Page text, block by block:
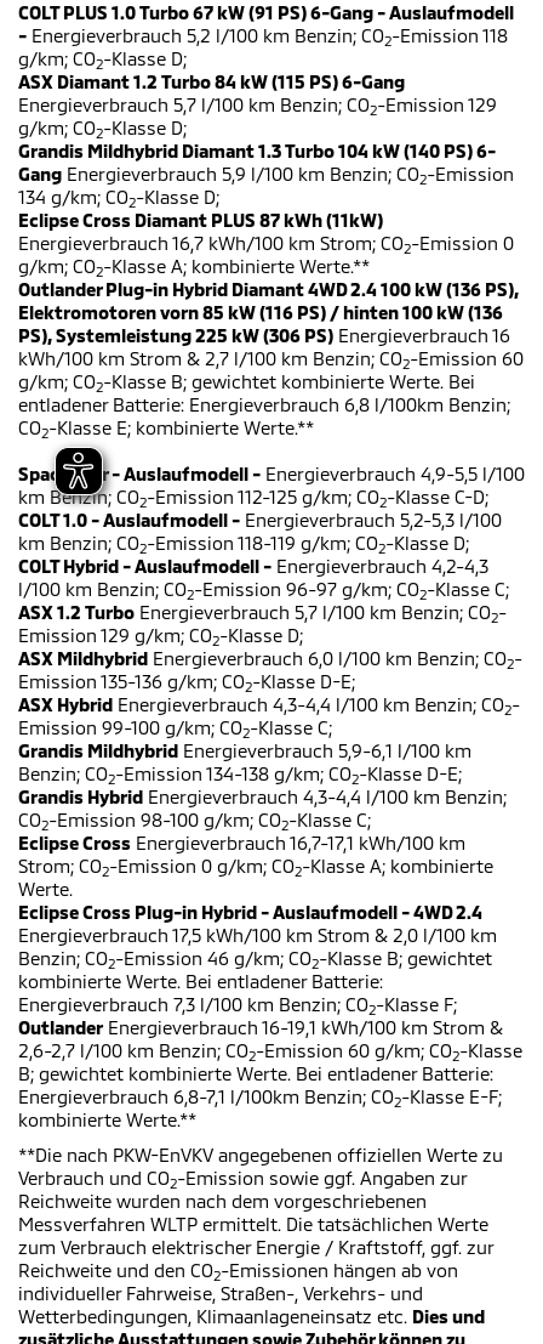
COLT PLUS 1.0 Turbo 67 kW (91 PS) 6-Gang - Auslaufmodell
- Energieverbrauch 5,2 l/100 km Benzin; CO2-Emission 118
g/km; CO2-Klasse D;
ASX Diamant 1.2 Turbo 84 kW (115 PS) 6-Gang
Energieverbrauch 5,7 l/100 km Benzin; CO2-Emission 129
g/km; CO2-Klasse D;
Grandis Mildhybrid Diamant 1.3 Turbo 104 kW (140 PS) 6-
Gang Energieverbrauch 5,9 l/100 km Benzin; CO2-Emission
134 g/km; CO2-Klasse D;
Eclipse Cross Diamant PLUS 87 kWh (11kW)
Energieverbrauch 16,7 kWh/100 km Strom; CO2-Emission 0
g/km; CO2-Klasse A; kombinierte Werte.**
Outlander Plug-in Hybrid Diamant 4WD 2.4 100 kW (136 PS),
Elektromotoren vorn 85 kW (116 PS) / hinten 100 kW (136
PS), Systemleistung 225 kW (306 PS) Energieverbrauch 16
kWh/100 km Strom & 2,7 l/100 km Benzin; CO2-Emission 60
g/km; CO2-Klasse B; gewichtet kombinierte Werte. Bei
entladener Batterie: Energieverbrauch 6,8 l/100km Benzin;
CO2-Klasse E; kombinierte Werte.**
Space Star - Auslaufmodell - Energieverbrauch 4,9-5,5 l/100
km Benzin; CO2-Emission 112-125 g/km; CO2-Klasse C-D;
COLT 1.0 - Auslaufmodell - Energieverbrauch 5,2-5,3 l/100
km Benzin; CO2-Emission 118-119 g/km; CO2-Klasse D;
COLT Hybrid - Auslaufmodell - Energieverbrauch 4,2-4,3
l/100 km Benzin; CO2-Emission 96-97 g/km; CO2-Klasse C;
ASX 1.2 Turbo Energieverbrauch 5,7 l/100 km Benzin; CO2-
Emission 129 g/km; CO2-Klasse D;
ASX Mildhybrid Energieverbrauch 6,0 l/100 km Benzin; CO2-
Emission 135-136 g/km; CO2-Klasse D-E;
ASX Hybrid Energieverbrauch 4,3-4,4 l/100 km Benzin; CO2-
Emission 99-100 g/km; CO2-Klasse C;
Grandis Mildhybrid Energieverbrauch 5,9-6,1 l/100 km
Benzin; CO2-Emission 134-138 g/km; CO2-Klasse D-E;
Grandis Hybrid Energieverbrauch 4,3-4,4 l/100 km Benzin;
CO2-Emission 98-100 g/km; CO2-Klasse C;
Eclipse Cross Energieverbrauch 16,7-17,1 kWh/100 km
Strom; CO2-Emission 0 g/km; CO2-Klasse A; kombinierte
Werte.
Eclipse Cross Plug-in Hybrid - Auslaufmodell - 4WD 2.4
Energieverbrauch 17,5 kWh/100 km Strom & 2,0 l/100 km
Benzin; CO2-Emission 46 g/km; CO2-Klasse B; gewichtet
kombinierte Werte. Bei entladener Batterie:
Energieverbrauch 7,3 l/100 km Benzin; CO2-Klasse F;
Outlander Energieverbrauch 16-19,1 kWh/100 km Strom &
2,6-2,7 l/100 km Benzin; CO2-Emission 60 g/km; CO2-Klasse
B; gewichtet kombinierte Werte. Bei entladener Batterie:
Energieverbrauch 6,8-7,1 l/100km Benzin; CO2-Klasse E-F;
kombinierte Werte.**
**Die nach PKW-EnVKV angegebenen offiziellen Werte zu
Verbrauch und CO2-Emission sowie ggf. Angaben zur
Reichweite wurden nach dem vorgeschriebenen
Messverfahren WLTP ermittelt. Die tatsächlichen Werte
zum Verbrauch elektrischer Energie / Kraftstoff, ggf. zur
Reichweite und den CO2-Emissionen hängen ab von
individueller Fahrweise, Straßen-, Verkehrs- und
Wetterbedingungen, Klimaanlageneinsatz etc. Dies und
zusätzliche Ausstattungen sowie Zubehör können zu